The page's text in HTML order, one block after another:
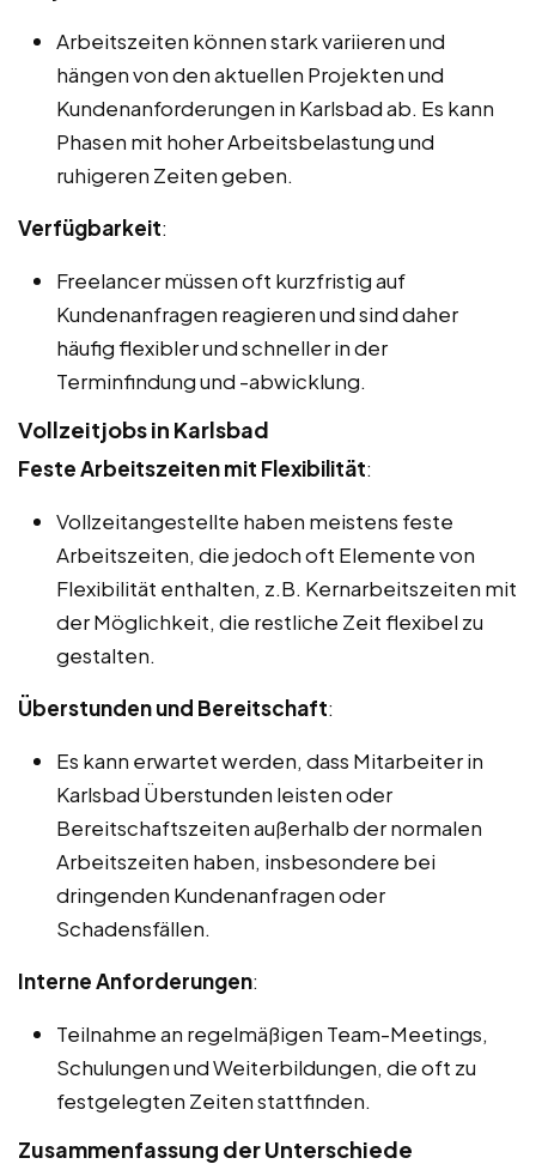
Arbeitszeiten können stark variieren und
hängen von den aktuellen Projekten und
Kundenanforderungen in Karlsbad ab. Es kann
Phasen mit hoher Arbeitsbelastung und
ruhigeren Zeiten geben.
Verfügbarkeit:
Freelancer müssen oft kurzfristig auf
Kundenanfragen reagieren und sind daher
häufig flexibler und schneller in der
Terminfindung und -abwicklung.
Vollzeitjobs in Karlsbad
Feste Arbeitszeiten mit Flexibilität:
Vollzeitangestellte haben meistens feste
Arbeitszeiten, die jedoch oft Elemente von
Flexibilität enthalten, z.B. Kernarbeitszeiten mit
der Möglichkeit, die restliche Zeit flexibel zu
gestalten.
Überstunden und Bereitschaft:
Es kann erwartet werden, dass Mitarbeiter in
Karlsbad Überstunden leisten oder
Bereitschaftszeiten außerhalb der normalen
Arbeitszeiten haben, insbesondere bei
dringenden Kundenanfragen oder
Schadensfällen.
Interne Anforderungen:
Teilnahme an regelmäßigen Team-Meetings,
Schulungen und Weiterbildungen, die oft zu
festgelegten Zeiten stattfinden.
Zusammenfassung der Unterschiede